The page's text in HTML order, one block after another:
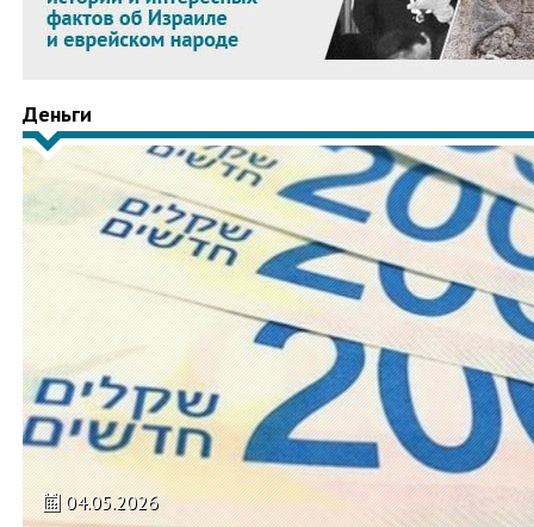
Деньги
04.05.2026